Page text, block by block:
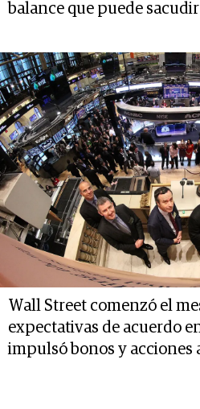
balance que puede
Wall Street comenzó el
expectativas de acuerdo
impulsó bonos y acciones